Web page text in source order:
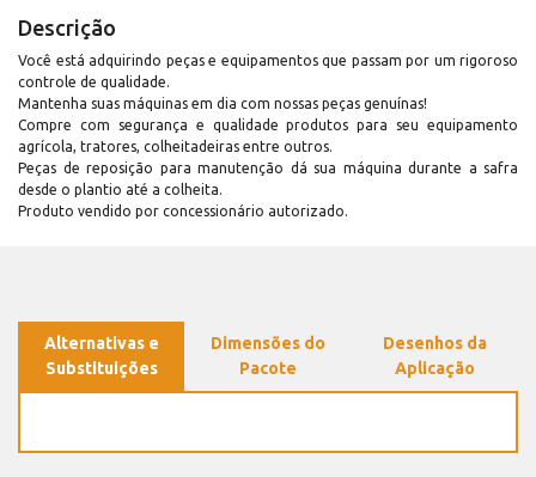
Descrição
Você está adquirindo peças e equipamentos que passam por um rigoroso
controle de qualidade.
Mantenha suas máquinas em dia com nossas peças genuínas!
Compre com segurança e qualidade produtos para seu equipamento
agrícola, tratores, colheitadeiras entre outros.
Peças de reposição para manutenção dá sua máquina durante a safra
desde o plantio até a colheita.
Produto vendido por concessionário autorizado.
Alternativas e
Substituições
Dimensões do
Pacote
Desenhos da
Aplicação